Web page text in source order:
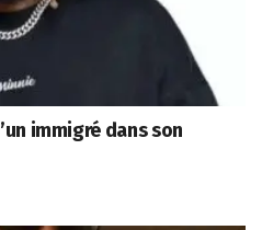
immigré dans son